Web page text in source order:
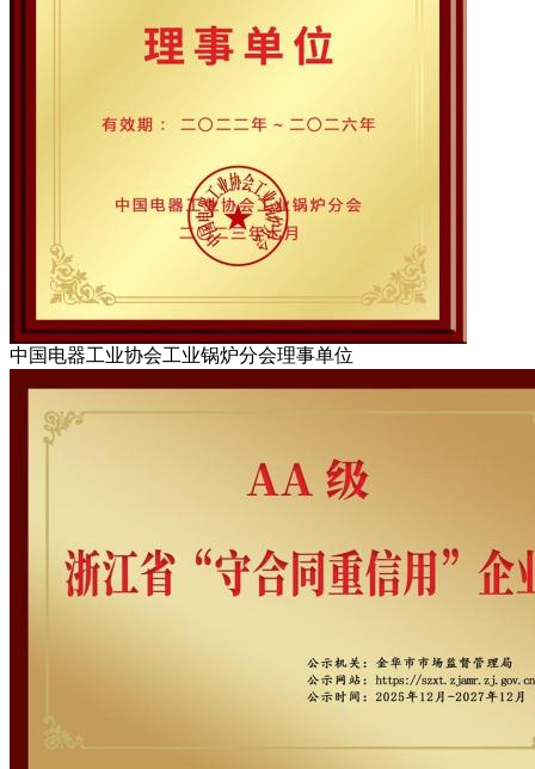
中国电器工业协会工业锅炉分会理事单位